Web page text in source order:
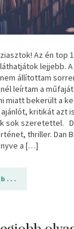
ziasztok! Az én top
láthatjátok lejjebb.
nem állítottam
leírtam a
miatt bekerült a
kritikát azt
sok szeretettel.
thriller. Dan
a […]